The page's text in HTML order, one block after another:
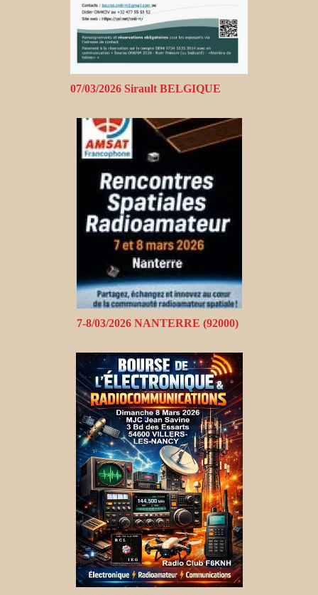
07/03/2026 Sirault BELGIQUE
7-8/03/2026 NANTERRE (92000)